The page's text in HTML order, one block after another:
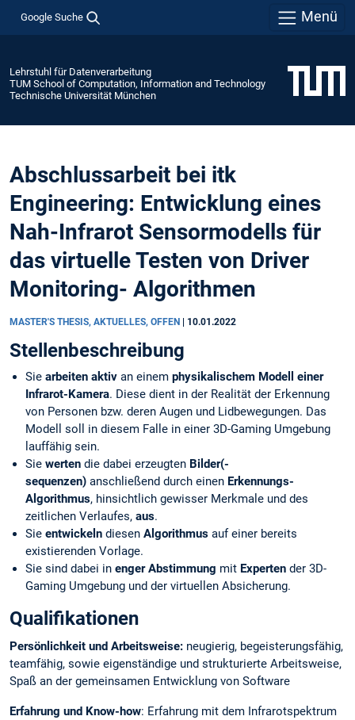
Google Suche Menü
Lehrstuhl für Datenverarbeitung
TUM School of Computation, Information and Technology
Technische Universität München
Abschlussarbeit bei itk
Engineering: Entwicklung eines
Nah-Infrarot Sensormodells für
das virtuelle Testen von Driver
Monitoring- Algorithmen
MASTER'S THESIS, AKTUELLES, OFFEN 10.01.2022
Stellenbeschreibung
Sie arbeiten aktiv an einem physikalischem Modell einer
Infrarot-Kamera. Diese dient in der Realität der Erkennung
von Personen bzw. deren Augen und Lidbewegungen. Das
Modell soll in diesem Falle in einer 3D-Gaming Umgebung
lauffähig sein.
Sie werten die dabei erzeugten Bilder(-
sequenzen) anschließend durch einen Erkennungs-
Algorithmus, hinsichtlich gewisser Merkmale und des
zeitlichen Verlaufes, aus.
Sie entwickeln diesen Algorithmus auf einer bereits
existierenden Vorlage.
Sie sind dabei in enger Abstimmung mit Experten der 3D-
Gaming Umgebung und der virtuellen Absicherung.
Qualifikationen
Persönlichkeit und Arbeitsweise: neugierig, begeisterungsfähig,
teamfähig, sowie eigenständige und strukturierte Arbeitsweise,
Spaß an der gemeinsamen Entwicklung von Software
Erfahrung und Know-how: Erfahrung mit dem Infrarotspektrum